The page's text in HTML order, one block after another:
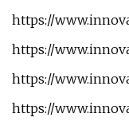
https://
https://
https://
https://